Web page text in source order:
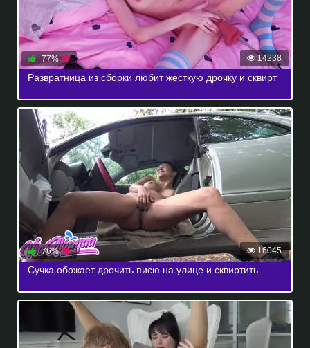
14238
77%
Развратница из сборки любит жесткую дрочку и сквирт
16045
76%
Сучка обожает дрочить писю на улице и сквиртить